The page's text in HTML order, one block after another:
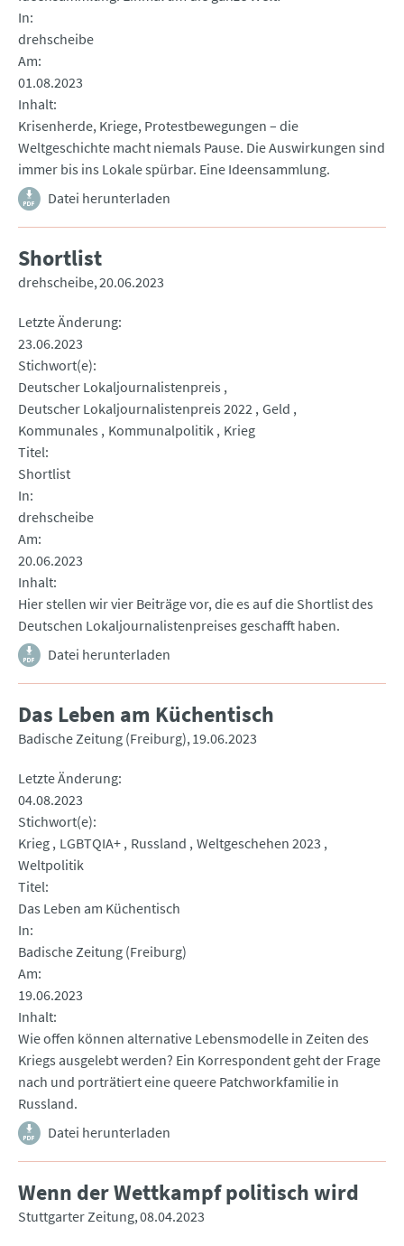
In
drehscheibe
Am
01.08.2023
Inhalt
Krisenherde, Kriege, Protestbewegungen – die
Weltgeschichte macht niemals Pause. Die Auswirkungen sind
immer bis ins Lokale spürbar. Eine Ideensammlung.
Datei herunterladen
Shortlist
drehscheibe 20.06.2023
Letzte Änderung
23.06.2023
Stichwort(e)
Deutscher Lokaljournalistenpreis
Deutscher Lokaljournalistenpreis 2022 Geld
Kommunales
Kommunalpolitik Krieg
Titel
Shortlist
In
drehscheibe
Am
20.06.2023
Inhalt
Hier stellen wir vier Beiträge vor, die es auf die Shortlist des
Deutschen Lokaljournalistenpreises geschafft haben.
Datei herunterladen
Das Leben am Küchentisch
Badische Zeitung (Freiburg) 19.06.2023
Letzte Änderung
04.08.2023
Stichwort(e)
Krieg LGBTQIA+ Russland Weltgeschehen 2023
Weltpolitik
Titel
Das Leben am Küchentisch
In
Badische Zeitung (Freiburg)
Am
19.06.2023
Inhalt
Wie offen können alternative Lebensmodelle in Zeiten des
Kriegs ausgelebt werden? Ein Korrespondent geht der Frage
nach und porträtiert eine queere Patchworkfamilie in
Russland.
Datei herunterladen
Wenn der Wettkampf politisch wird
Stuttgarter Zeitung 08.04.2023